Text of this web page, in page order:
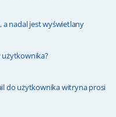
a nadal jest wyświetlany
użytkownika?
do użytkownika witryna prosi